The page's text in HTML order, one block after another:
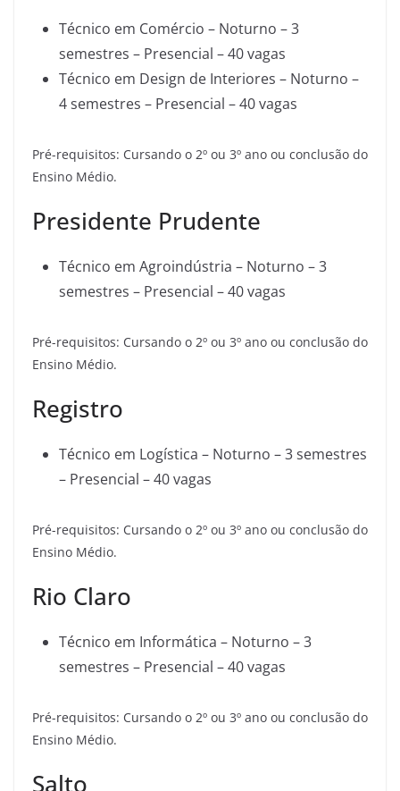
Técnico em Comércio – Noturno – 3
semestres – Presencial – 40 vagas
Técnico em Design de Interiores – Noturno –
4 semestres – Presencial – 40 vagas
Pré-requisitos: Cursando o 2º ou 3º ano ou conclusão do
Ensino Médio.
Presidente Prudente
Técnico em Agroindústria – Noturno – 3
semestres – Presencial – 40 vagas
Pré-requisitos: Cursando o 2º ou 3º ano ou conclusão do
Ensino Médio.
Registro
Técnico em Logística – Noturno – 3 semestres
– Presencial – 40 vagas
Pré-requisitos: Cursando o 2º ou 3º ano ou conclusão do
Ensino Médio.
Rio Claro
Técnico em Informática – Noturno – 3
semestres – Presencial – 40 vagas
Pré-requisitos: Cursando o 2º ou 3º ano ou conclusão do
Ensino Médio.
Salto